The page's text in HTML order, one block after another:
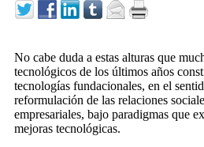
No cabe duda a estas alturas que
tecnológicos de los últimos años
tecnologías fundacionales, en el
reformulación de las relaciones
empresariales, bajo paradigmas que
mejoras tecnológicas.